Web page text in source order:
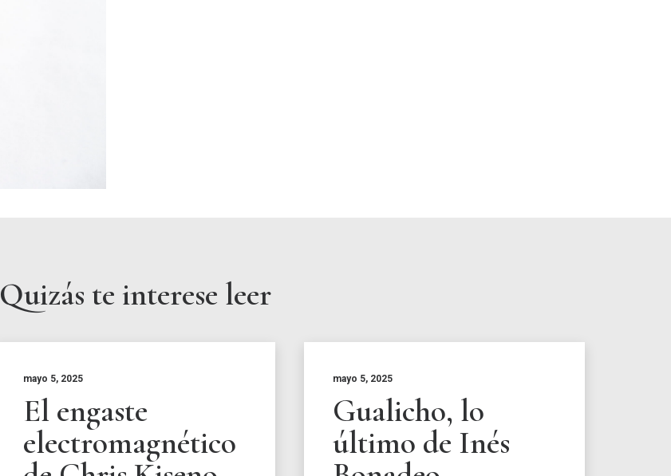
Quizás te interese leer
mayo 5, 2025
El engaste
electromagnético
mayo 5, 2025
Gualicho, lo
último de Inés